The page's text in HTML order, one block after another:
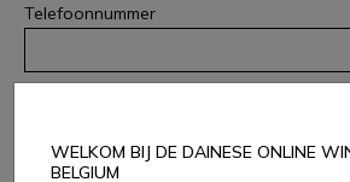
sales ondersteuning en eventuele
Telefoonnummer
WELKOM BIJ DE DAINESE ONLINE
BELGIUM